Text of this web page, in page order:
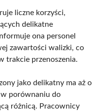
liczne korzyści,
delikatne
ona personel
zawartości walizki, co
trakcie przenoszenia.
jako delikatny ma aż o
w porównaniu do
różnicą. Pracownicy